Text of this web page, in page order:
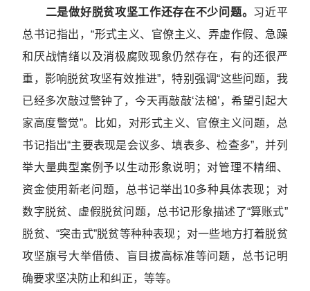
二是做好脱贫攻坚工作还存在不少问题。 习近平
总书记指出，“形式主义、官僚主义、弄虚作假、急躁
和厌战情绪以及消极腐败现象仍然存在，有的还很严
重，影响脱贫攻坚有效推进”，特别强调“这些问题，我
已经多次敲过警钟了，今天再敲敲‘法槌’，希望引起大
家高度警觉”。比如，对形式主义、官僚主义问题，总
书记指出“主要表现是会议多、填表多、检查多”，并列
举大量典型案例予以生动形象说明；对管理不精细、
资金使用新老问题，总书记举出10多种具体表现；对
数字脱贫、虚假脱贫问题，总书记形象描述了“算账式”
脱贫、“突击式”脱贫等种种表现；对一些地方打着脱贫
攻坚旗号大举借债、盲目拔高标准等问题，总书记明
确要求坚决防止和纠正，等等。